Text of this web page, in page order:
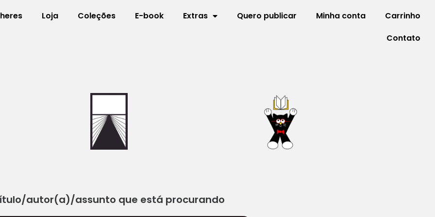
Loja Coleções E-book Extras Quero publicar Minha conta
Carrinho
Contato
autor(a)/assunto que está procurando